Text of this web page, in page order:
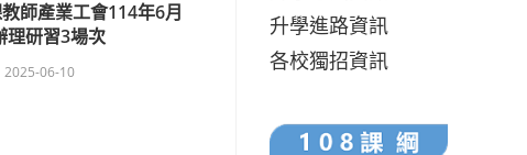
師產業工會114年6月
理研習3場次
2025-06-10
升學進路資訊
各校獨招資訊